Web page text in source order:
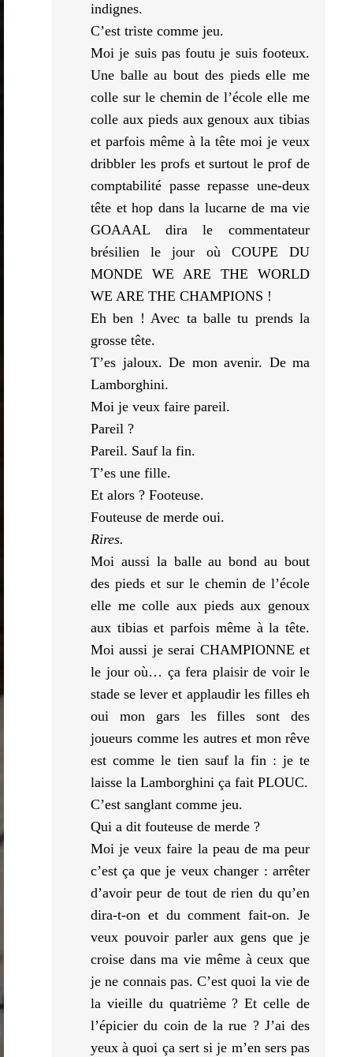
indignes.
C’est triste comme jeu.
Moi je suis pas foutu je suis footeux.
Une balle au bout des pieds elle me
colle sur le chemin de l’école elle me
colle aux pieds aux genoux aux tibias
et parfois même à la tête moi je veux
dribbler les profs et surtout le prof de
comptabilité passe repasse une-deux
tête et hop dans la lucarne de ma vie
GOAAAL dira le commentateur
brésilien le jour où COUPE DU
MONDE WE ARE THE WORLD
WE ARE THE CHAMPIONS !
Eh ben ! Avec ta balle tu prends la
grosse tête.
T’es jaloux. De mon avenir. De ma
Lamborghini.
Moi je veux faire pareil.
Pareil ?
Pareil. Sauf la fin.
T’es une fille.
Et alors ? Footeuse.
Fouteuse de merde oui.
Rires.
Moi aussi la balle au bond au bout
des pieds et sur le chemin de l’école
elle me colle aux pieds aux genoux
aux tibias et parfois même à la tête.
Moi aussi je serai CHAMPIONNE et
le jour où… ça fera plaisir de voir le
stade se lever et applaudir les filles eh
oui mon gars les filles sont des
joueurs comme les autres et mon rêve
est comme le tien sauf la fin : je te
laisse la Lamborghini ça fait PLOUC.
C’est sanglant comme jeu.
Qui a dit fouteuse de merde ?
Moi je veux faire la peau de ma peur
c’est ça que je veux changer : arrêter
d’avoir peur de tout de rien du qu’en
dira-t-on et du comment fait-on. Je
veux pouvoir parler aux gens que je
croise dans ma vie même à ceux que
je ne connais pas. C’est quoi la vie de
la vieille du quatrième ? Et celle de
l’épicier du coin de la rue ? J’ai des
yeux à quoi ça sert si je m’en sers pas